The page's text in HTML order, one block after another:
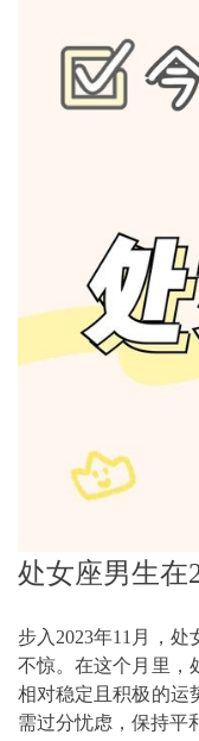
处女座男生在
步入2023年11月，
不惊。在这个月里，
相对稳定且积极的运
需过分忧虑，保持平